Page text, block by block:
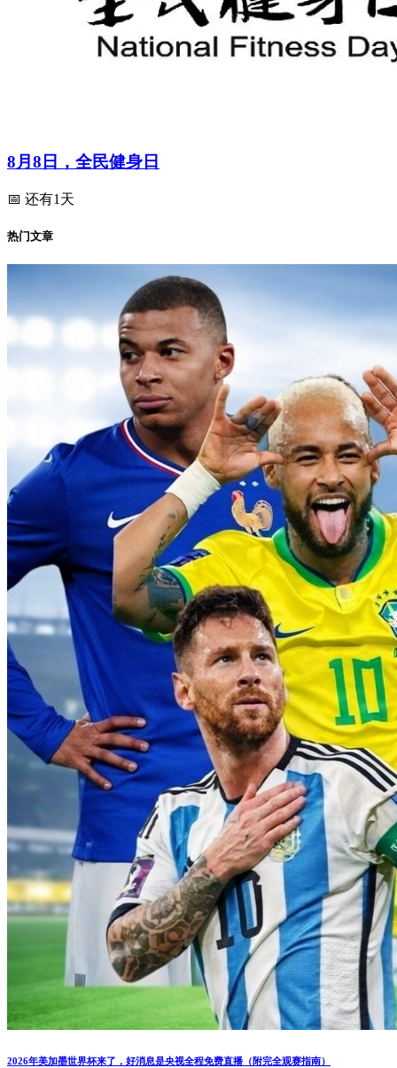
8月8日，全民健身日
📅 还有1天
热门文章
2026年美加墨世界杯来了，好消息是央视全程免费直播（附完全观赛指南）